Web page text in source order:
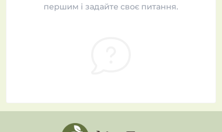
першим і задайте своє питання.